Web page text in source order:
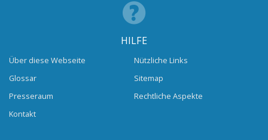
HILFE
Über diese Webseite
Glossar
Presseraum
Kontakt
Nützliche Links
Sitemap
Rechtliche Aspekte